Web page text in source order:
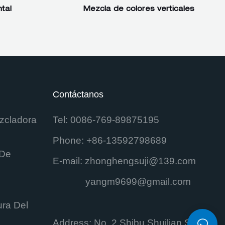
Mezcla de colores verticales
Del
Contáctanos
Tel: 0086-769-89875195
Phone: +86-13592798689
E-mail: zhonghengsuji@139.com
yangm9699@gmail.com
Address: No. 2 Shibu Shuilian Street,